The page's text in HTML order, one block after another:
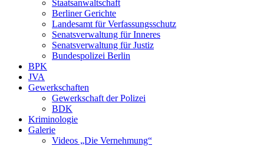
Staatsanwaltschaft
Berliner Gerichte
Landesamt für Verfassungsschutz
Senatsverwaltung für Inneres
Senatsverwaltung für Justiz
Bundespolizei Berlin
BPK
JVA
Gewerkschaften
Gewerkschaft der Polizei
BDK
Kriminologie
Galerie
Videos „Die Vernehmung“